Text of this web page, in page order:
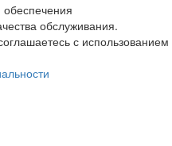
обслуживания.
с использованием